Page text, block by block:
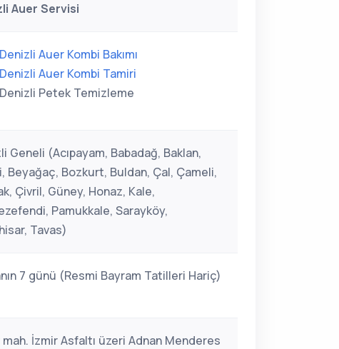
Auer Servisi
Denizli Auer Kombi Bakımı
Denizli Auer Kombi Tamiri
Denizli Petek Temizleme
Geneli (Acıpayam, Babadağ, Baklan,
Beyağaç, Bozkurt, Buldan, Çal, Çameli,
Çivril, Güney, Honaz, Kale,
Pamukkale, Sarayköy,
Tavas)
7 günü (Resmi Bayram Tatilleri Hariç)
İzmir Asfaltı üzeri Adnan Menderes